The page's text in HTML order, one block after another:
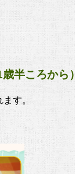
半ころから）
す。